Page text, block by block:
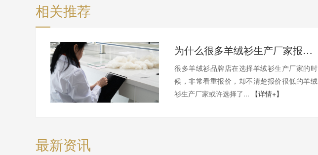
相关推荐
为什么很多羊绒衫生产厂家报价很低？或许是用了皮褪绒
很多羊绒衫品牌店在选择羊绒衫生产厂家的时
候，非常看重报价，却不清楚报价很低的羊绒
衫生产厂家或许选择了...
【详情+】
最新资讯